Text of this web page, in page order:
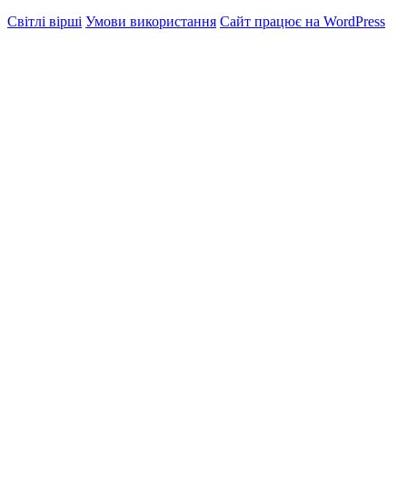
Світлі вірші Умови використання Сайт працює на WordPress